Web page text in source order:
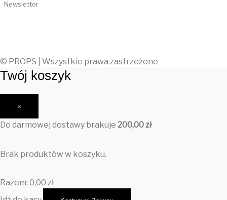
Newsletter
© PROPS | Wszystkie prawa zastrzeżone
Twój koszyk
×
Do darmowej dostawy brakuje 200,00zł
Brak produktów w koszyku.
Razem: 0,00 zł